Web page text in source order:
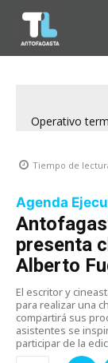
Operativo
Tiempo de
Agenda
presenta
Alberto
El escritor y
para realizar una
compartirá sus
asistentes se
participar de la